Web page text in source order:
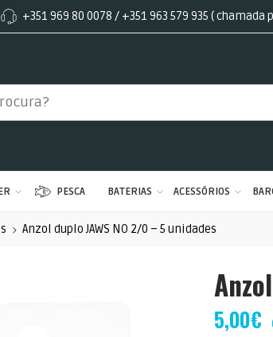
+351 969 80 0078 / +351 963 579 935 (
PESCA BATERIAS ACESSÓRIOS
Anzol duplo JAWS NO 2/0 – 5 unidades
5,00€